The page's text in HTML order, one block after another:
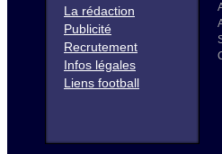
La rédaction
Publicité
Recrutement
Infos légales
Liens football